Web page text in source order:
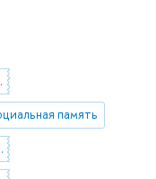
теория
память